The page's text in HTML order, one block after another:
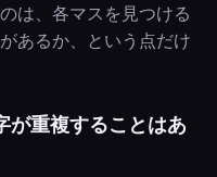
は、各マスを見つける
あるか、という点だけ
が重複することはあ